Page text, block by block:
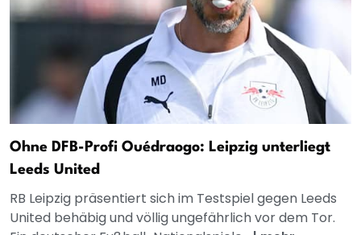
Ohne DFB-Profi Ouédraogo: Leipzig unterliegt
Leeds United
RB Leipzig präsentiert sich im Testspiel gegen Leeds
United behäbig und völlig ungefährlich vor dem Tor.